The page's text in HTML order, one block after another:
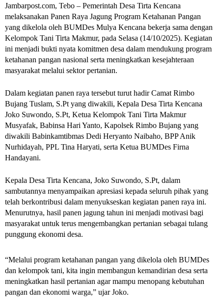
Jambarpost.com, Tebo – Pemerintah Desa Tirta Kencana
melaksanakan Panen Raya Jagung Program Ketahanan Pangan
yang dikelola oleh BUMDes Mulya Kencana bekerja sama dengan
Kelompok Tani Tirta Makmur, pada Selasa (14/10/2025). Kegiatan
ini menjadi bukti nyata komitmen desa dalam mendukung program
ketahanan pangan nasional serta meningkatkan kesejahteraan
masyarakat melalui sektor pertanian.
Dalam kegiatan panen raya tersebut turut hadir Camat Rimbo
Bujang Tuslam, S.Pt yang diwakili, Kepala Desa Tirta Kencana
Joko Suwondo, S.Pt, Ketua Kelompok Tani Tirta Makmur
Musyafak, Babinsa Hari Yanto, Kapolsek Rimbo Bujang yang
diwakili Babinkamtibmas Dedi Heryanto Naibaho, BPP Anik
Nurhidayah, PPL Tina Haryati, serta Ketua BUMDes Firna
Handayani.
Kepala Desa Tirta Kencana, Joko Suwondo, S.Pt, dalam
sambutannya menyampaikan apresiasi kepada seluruh pihak yang
telah berkontribusi dalam menyukseskan kegiatan panen raya ini.
Menurutnya, hasil panen jagung tahun ini menjadi motivasi bagi
masyarakat untuk terus mengembangkan pertanian sebagai tulang
punggung ekonomi desa.
“Melalui program ketahanan pangan yang dikelola oleh BUMDes
dan kelompok tani, kita ingin membangun kemandirian desa serta
meningkatkan hasil pertanian agar mampu menopang kebutuhan
pangan dan ekonomi warga,” ujar Joko.